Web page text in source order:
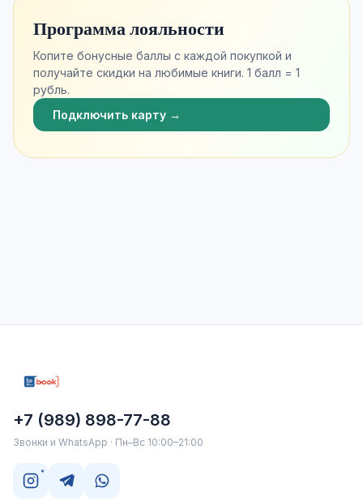
Программа лояльности
Копите бонусные баллы с каждой покупкой и
получайте скидки на любимые книги. 1 балл = 1
рубль.
Подключить карту →
+7 (989) 898-77-88
Звонки и WhatsApp · Пн–Вс 10:00–21:00
*